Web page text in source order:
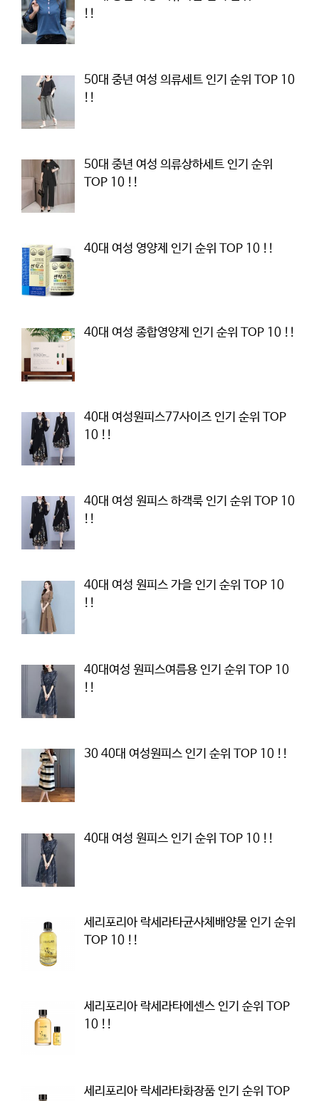
!!
50대 중년 여성 의류세트 인기 순위 TOP 10
!!
50대 중년 여성 의류상하세트 인기 순위
TOP 10 !!
40대 여성 영양제 인기 순위 TOP 10 !!
40대 여성 종합영양제 인기 순위 TOP 10 !!
40대 여성원피스77사이즈 인기 순위 TOP
10 !!
40대 여성 원피스 하객룩 인기 순위 TOP 10
!!
40대 여성 원피스 가을 인기 순위 TOP 10
!!
40대여성 원피스여름용 인기 순위 TOP 10
!!
30 40대 여성원피스 인기 순위 TOP 10 !!
40대 여성 원피스 인기 순위 TOP 10 !!
세리포리아 락세라타균사체배양물 인기 순위
TOP 10 !!
세리포리아 락세라타에센스 인기 순위 TOP
10 !!
세리포리아 락세라타화장품 인기 순위 TOP